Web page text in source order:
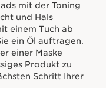
mit der Toning
und Hals
einem Tuch ab
ein Öl auftragen.
einer Maske
Produkt zu
Schritt Ihrer